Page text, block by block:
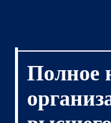
Полное